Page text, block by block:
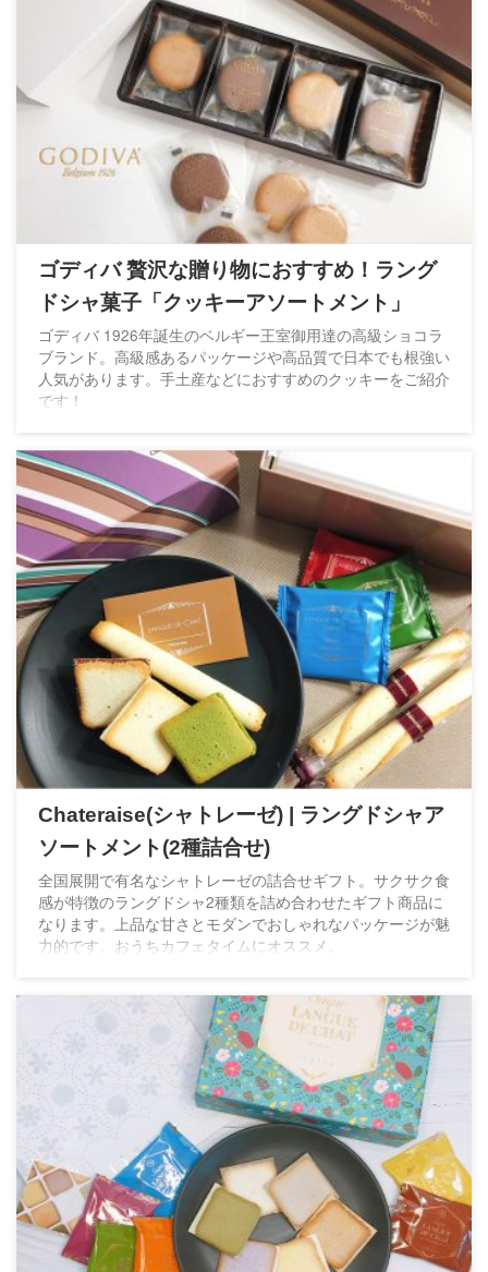
ゴディバ 贅沢な贈り物におすすめ！ラング
ドシャ菓子「クッキーアソートメント」
ゴディバ 1926年誕生のベルギー王室御用達の高級ショコラ
ブランド。高級感あるパッケージや高品質で日本でも根強い
人気があります。手土産などにおすすめのクッキーをご紹介
です！
Chateraise(シャトレーゼ) | ラングドシャア
ソートメント(2種詰合せ)
全国展開で有名なシャトレーゼの詰合せギフト。サクサク食
感が特徴のラングドシャ2種類を詰め合わせたギフト商品に
なります。上品な甘さとモダンでおしゃれなパッケージが魅
力的です。おうちカフェタイムにオススメ。